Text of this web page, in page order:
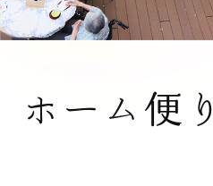
ホーム便り